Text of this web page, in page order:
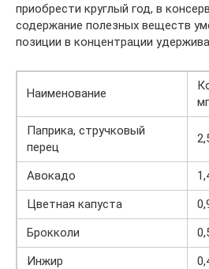
приобрести круглый год, в
содержание полезных веществ
позиции в концентрации
Наименование
мг
Паприка, стручковый
перец
Авокадо
Цветная капуста
Брокколи
Инжир